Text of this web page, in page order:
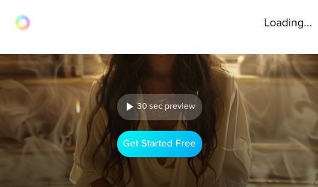
Loading...
30 sec preview
Get Started Free